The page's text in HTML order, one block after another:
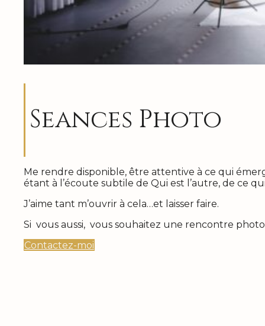
Seances Photo
Me rendre disponible, être attentive à ce qui
étant à l’écoute subtile de Qui est l’autre, de ce
J’aime tant m’ouvrir à cela…et laisser faire.
Si vous aussi, vous souhaitez une rencontre
Contactez-moi